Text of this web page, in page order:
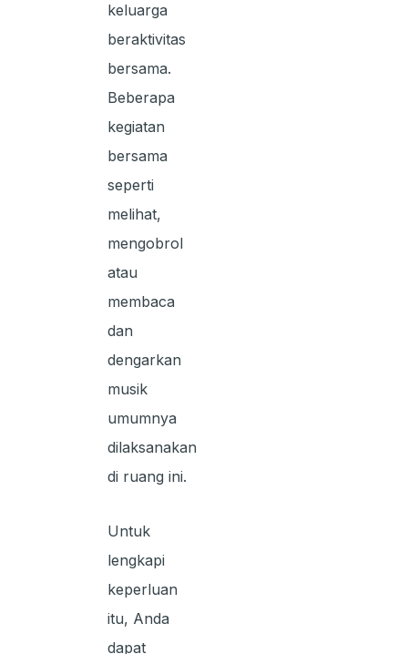
keluarga
beraktivitas
bersama.
Beberapa
kegiatan
bersama
seperti
melihat,
mengobrol
atau
membaca
dan
dengarkan
musik
umumnya
dilaksanakan
di ruang ini.
Untuk
lengkapi
keperluan
itu, Anda
dapat